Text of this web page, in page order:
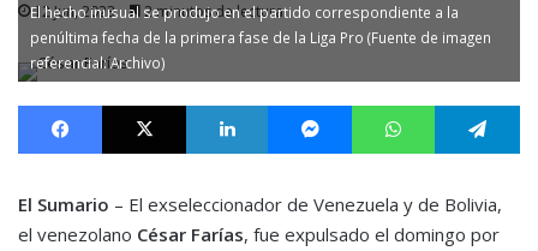
12 Jun, 2023 2 minutos de lectura
El hecho inusual se produjo en el partido correspondiente a la
penúltima fecha de la primera fase de la Liga Pro (Fuente de imagen
referencial: Archivo)
Facebook X LinkedIn MessengerWhatsApp
El Sumario – El exseleccionador de Venezuela y de Bolivia,
el venezolano César Farías, fue expulsado el domingo por